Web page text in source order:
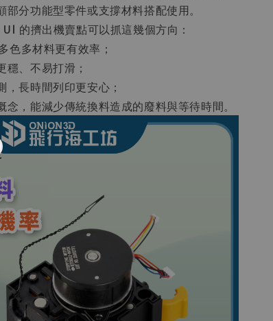
分功能型零件或支撐材料搭配使用。
的擠出機賣點可以抓這幾個方向：
色多材料更有效率；
穩、不易打滑；
長時間列印更安心；
念，能減少傳統換料造成的廢料與等待時間。